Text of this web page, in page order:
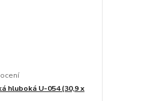
hluboká U-054 (30,9 x